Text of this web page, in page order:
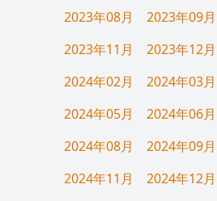
2023年08月
2023年09月
2023年11月
2023年12月
2024年02月
2024年03月
2024年05月
2024年06月
2024年08月
2024年09月
2024年11月
2024年12月